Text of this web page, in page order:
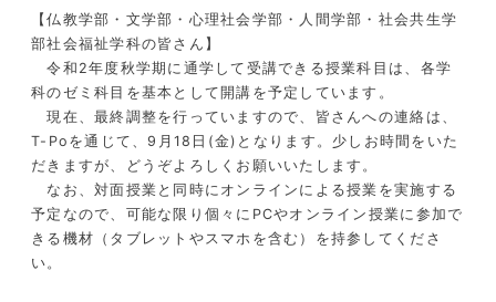
【仏教学部・文学部・心理社会学部・人間学部・社会共生学
部社会福祉学科の皆さん】
令和 2年度秋学期に通学して受講できる授業科目は、各学
科のゼミ科目を基本として開講を予定しています。
現在、最終調整を行っていますので、皆さんへの連絡は、
T-Po を通じて、9 月 18 日 (金) となります。少しお時間をいた
だきますが、どうぞよろしくお願いいたします。
なお、対面授業と同時にオンラインによる授業を実施する
予定なので、可能な限り個々に PCやオンライン授業に参加で
きる機材（タブレットやスマホを含む）を持参してくださ
い。